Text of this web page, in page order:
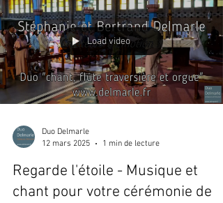
Load video
Duo Delmarle
12 mars 2025
1 min de lecture
Regarde l'étoile - Musique et
chant pour votre cérémonie de